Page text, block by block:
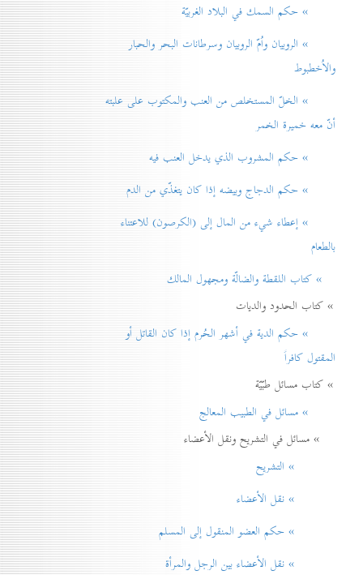
» حكم السمك في البلاد الغربيّة
» الروبيان واُمّ الروبيان وسرطانات البحر والحبار
والاُخطبوط
» الخلّ المستخلص من العنب والمكتوب على علبته
أنّ معه خميرة الخمر
» حكم المشروب الذي يدخل العنب فيه
» حكم الدجاج وبيضه إذا كان يتغذّي من الدم
» إعطاء شيء من المال إلی (الكرصون) للاعتناء
بالطعام
» كتاب اللقطة والضالّة ومجهول المالك
» كتاب الحدود والديات
» حكم الدية في أشهر الحُرم إذا كان القاتل أو
المقتول كافراً
» كتاب مسائل طبّيّة
» مسائل في الطبيب المعالج
» مسائل في التشريح ونقل الأعضاء
» التشريح
» نقل الأعضاء
» حكم العضو المنقول إلی المسلم
» نقل الأعضاء بين الرجل والمرأة